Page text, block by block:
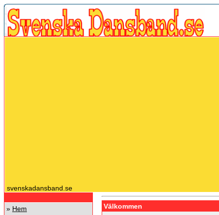
svenskadansband.se
» Hem
Välkommen